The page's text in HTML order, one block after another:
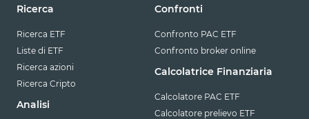
Ricerca
Ricerca ETF
Liste di ETF
Ricerca azioni
Ricerca Cripto
Analisi
Confronti
Confronto PAC ETF
Confronto broker online
Calcolatrice Finanziaria
Calcolatore PAC ETF
Calcolatore prelievo ETF